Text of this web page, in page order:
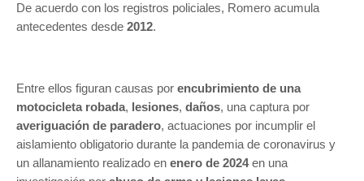
De acuerdo con los registros policiales, Romero acumula
antecedentes desde 2012.
Entre ellos figuran causas por encubrimiento de una
motocicleta robada, lesiones, daños, una captura por
averiguación de paradero, actuaciones por incumplir el
aislamiento obligatorio durante la pandemia de coronavirus y
un allanamiento realizado en enero de 2024en una